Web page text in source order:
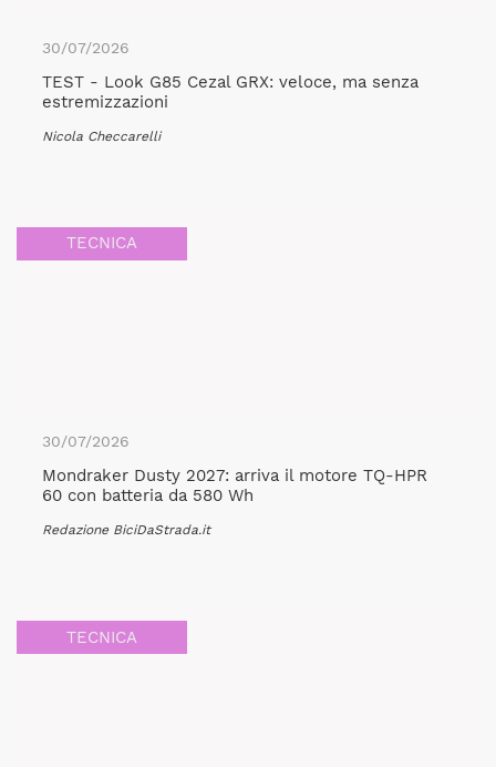
30/07/2026
TEST - Look G85 Cezal GRX: veloce, ma senza
estremizzazioni
Nicola Checcarelli
TECNICA
30/07/2026
Mondraker Dusty 2027: arriva il motore TQ-HPR
60 con batteria da 580 Wh
Redazione BiciDaStrada.it
TECNICA